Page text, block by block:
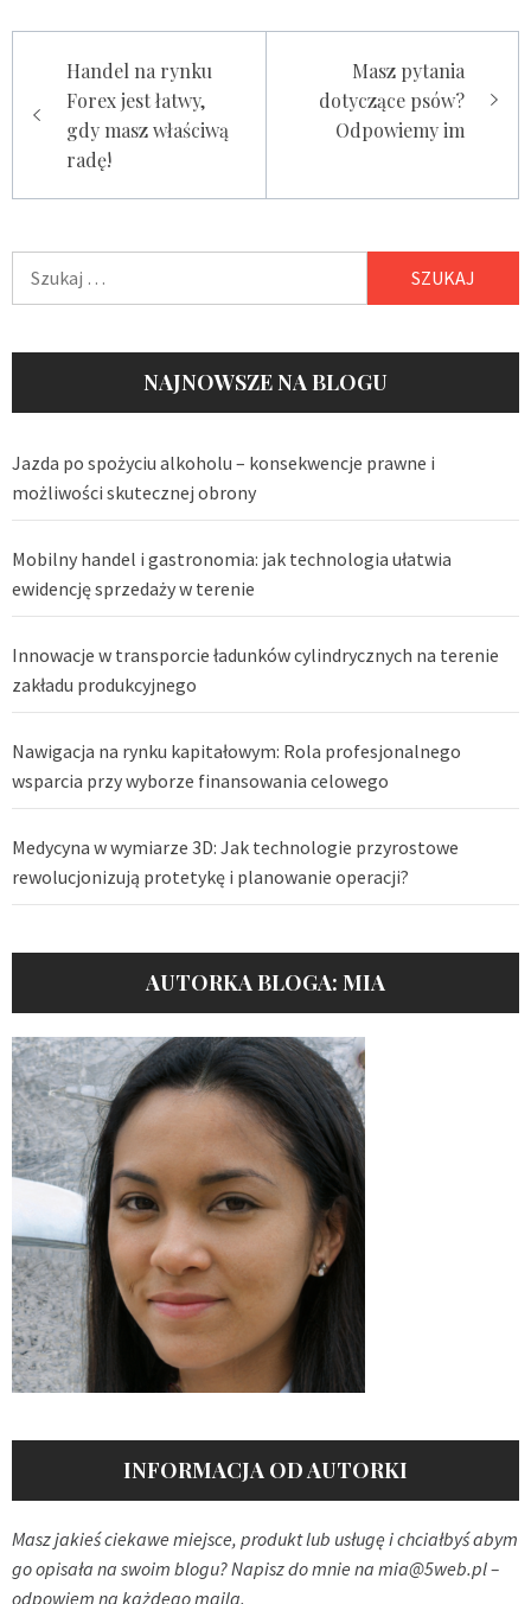
wpisuHandel na rynku
Forex jest łatwy,
gdy masz właściwą
radę!
Masz pytania
dotyczące psów?
Odpowiemy im
NAJNOWSZE NA BLOGU
Jazda po spożyciu alkoholu – konsekwencje prawne i
możliwości skutecznej obrony
Mobilny handel i gastronomia: jak technologia ułatwia
ewidencję sprzedaży w terenie
Innowacje w transporcie ładunków cylindrycznych na terenie
zakładu produkcyjnego
Nawigacja na rynku kapitałowym: Rola profesjonalnego
wsparcia przy wyborze finansowania celowego
Medycyna w wymiarze 3D: Jak technologie przyrostowe
rewolucjonizują protetykę i planowanie operacji?
AUTORKA BLOGA: MIA
INFORMACJA OD AUTORKI
Masz jakieś ciekawe miejsce, produkt lub usługę i chciałbyś abym
go opisała na swoim blogu? Napisz do mnie na mia@5web.pl–
odpowiem na każdego maila.